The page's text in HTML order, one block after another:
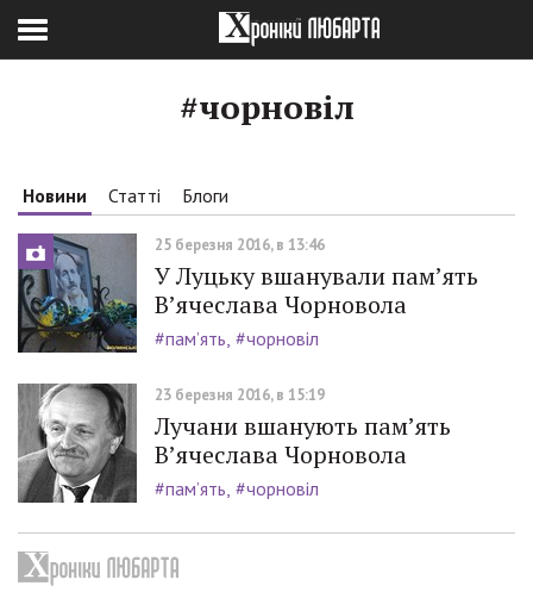
#чорновіл
Новини Статті Блоги
25 березня 2016, в 13:46
У Луцьку вшанували пам’ять
В’ячеслава Чорновола
#пам’ять #чорновіл
23 березня 2016, в 15:19
Лучани вшанують пам’ять
В’ячеслава Чорновола
#пам’ять #чорновіл